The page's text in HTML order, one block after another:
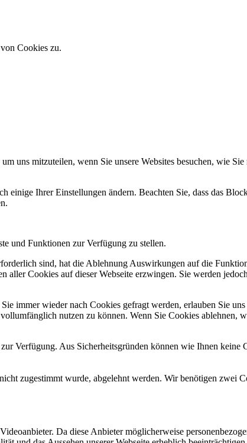
Cookies zu.
uns mitzuteilen, wenn Sie unsere Websites besuchen, wie
einige Ihrer Einstellungen ändern. Beachten Sie, dass das
und Funktionen zur Verfügung zu stellen.
sind, hat die Ablehnung Auswirkungen auf die
Cookies auf dieser Webseite erzwingen. Sie werden
immer wieder nach Cookies gefragt werden, erlauben Sie
nutzen zu können. Wenn Sie Cookies ablehnen,
Verfügung. Aus Sicherheitsgründen können wie Ihnen keine
zugestimmt wurde, abgelehnt werden. Wir benötigen zwei
Da diese Anbieter möglicherweise